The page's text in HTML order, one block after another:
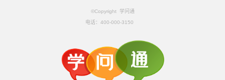
©Copyright 学问通
电话： 400-000-3150